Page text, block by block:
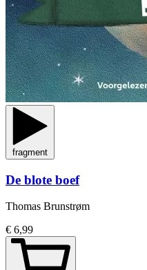
fragment
De blote boef
Thomas Brunstrøm
€ 6,99